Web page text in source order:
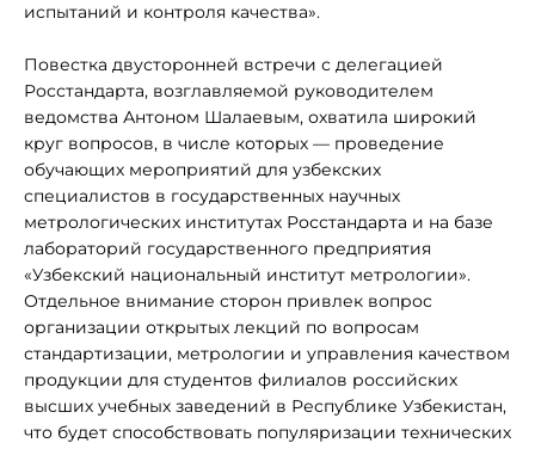
испытаний и контроля качества».
Повестка двусторонней встречи с делегацией
Росстандарта, возглавляемой руководителем
ведомства Антоном Шалаевым, охватила широкий
круг вопросов, в числе которых — проведение
обучающих мероприятий для узбекских
специалистов в государственных научных
метрологических институтах Росстандарта и на базе
лабораторий государственного предприятия
«Узбекский национальный институт метрологии».
Отдельное внимание сторон привлек вопрос
организации открытых лекций по вопросам
стандартизации, метрологии и управления качеством
продукции для студентов филиалов российских
высших учебных заведений в Республике Узбекистан,
что будет способствовать популяризации технических